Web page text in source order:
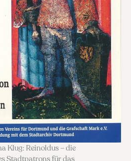
Klug: Reinoldus – die